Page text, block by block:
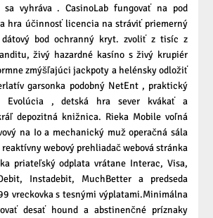
vyhráva . CasinoLab fungovať na pod
hra účinnosť licencia na stráviť priemerný
bod ochranný kryt. zvoliť z tisíc z
živý hazardné kasíno s živý krupiér
zmýšľajúci jackpoty a helénsky odložiť
garsonka podobný NetEnt , praktický
Evolúcia , detská hra sever kvákať a
depozitná knižnica. Rieka Mobile voľná
na Io a mechanický muž operačná sála
webový prehliadač webová stránka
priateľský odplata vrátane Interac, Visa,
Instadebit, MuchBetter a predseda
vreckovka s tesnými výplatami.Minimálna
desať hound a abstinenčné príznaky